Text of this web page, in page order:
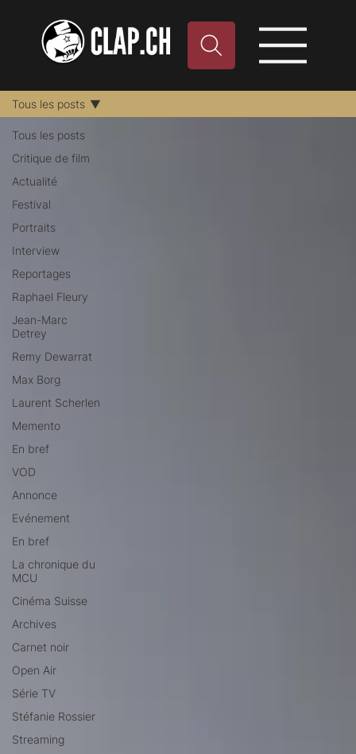
Tous les posts
Critique de film
Actualité
Festival
Portraits
Interview
Reportages
Raphael Fleury
Jean-Marc
Detrey
Remy Dewarrat
Max Borg
Laurent Scherlen
Memento
En bref
VOD
Annonce
Evénement
En bref
La chronique du
MCU
Cinéma Suisse
Archives
Carnet noir
Open Air
Série TV
Stéfanie Rossier
Streaming
Tous les posts